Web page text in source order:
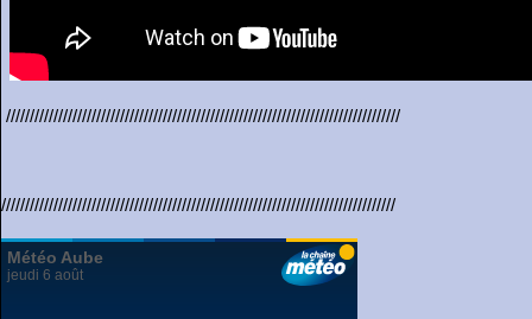
///////////////////////////////////////////////////////////////////////////////////
///////////////////////////////////////////////////////////////////////////////////
Météo Aube